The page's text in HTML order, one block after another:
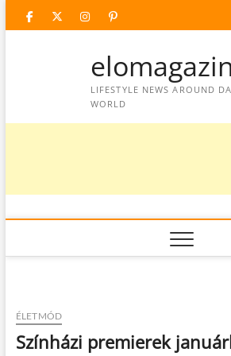
facebooktwitter
instagram
googleplus
pinterest
elomagazin
LIFESTYLE NEWS AROUND DA
WORLD
ÉLETMÓD
Színházi premierek